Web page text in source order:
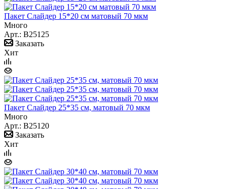
Пакет Слайдер 15*20 см матовый 70 мкм
Много
Арт.: B25125
Заказать
Хит
Пакет Слайдер 25*35 см, матовый 70 мкм
Много
Арт.: B25120
Заказать
Хит